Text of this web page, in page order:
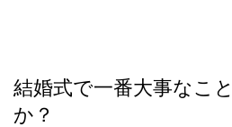
結婚式で一番大事なこ
か？